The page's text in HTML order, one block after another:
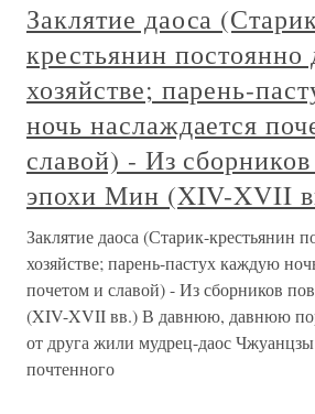
Заклятие даоса
крестьянин постоянно
хозяйстве; парень-
ночь наслаждается
славой) - Из
эпохи Мин (XIV-XVII
Заклятие даоса (Старик-крестьянин
хозяйстве; парень-пастух каждую
почетом и славой) - Из сборников
(XIV-XVII вв.) В давнюю, давнюю
от друга жили мудрец-даос
почтенного